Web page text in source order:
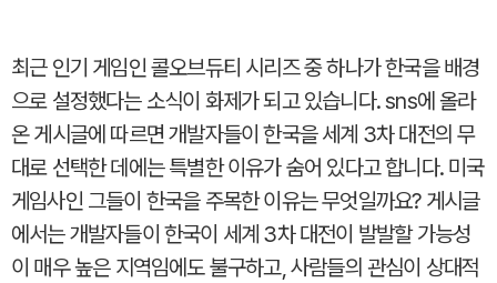
최근 인기 게임인 콜오브듀티 시리즈 중 하나가 한국을 배경
으로 설정했다는 소식이 화제가 되고 있습니다. sns에 올라
온 게시글에 따르면 개발자들이 한국을 세계 3차 대전의 무
대로 선택한 데에는 특별한 이유가 숨어 있다고 합니다. 미국
게임사인 그들이 한국을 주목한 이유는 무엇일까요? 게시글
에서는 개발자들이 한국이 세계 3차 대전이 발발할 가능성
이 매우 높은 지역임에도 불구하고, 사람들의 관심이 상대적